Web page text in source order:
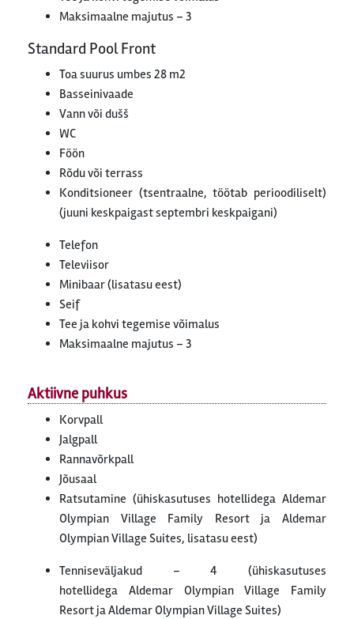
Maksimaalne majutus – 3
Standard Pool Front
Toa suurus umbes 28 m2
Basseinivaade
Vann või dušš
WC
Föön
Rõdu või terrass
Konditsioneer (tsentraalne, töötab perioodiliselt)
(juuni keskpaigast septembri keskpaigani)
Telefon
Televiisor
Minibaar (lisatasu eest)
Seif
Tee ja kohvi tegemise võimalus
Maksimaalne majutus – 3
Aktiivne puhkus
Korvpall
Jalgpall
Rannavõrkpall
Jõusaal
Ratsutamine (ühiskasutuses hotellidega Aldemar
Olympian Village Family Resort ja Aldemar
Olympian Village Suites, lisatasu eest)
Tenniseväljakud – 4 (ühiskasutuses
hotellidega Aldemar Olympian Village Family
Resort ja Aldemar Olympian Village Suites)